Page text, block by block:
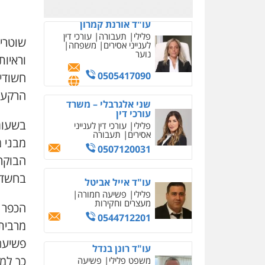
קורל קרוז – עורך דין
פלילי
משפט פלילי
0545437431
עו"ד תומר בנישתי
פלילי מעצרים וחקירות
צווארון לבן פשיעה חמורה
0546657865
עו"ד שגיא אקו
פלילי מעצרים וחקירות
סמים עבירות מין עורכי דין
לענייני אסירים
0525279829
אלי אונגר משרד עו"ד
פלילי פשיעה חמורה
כך